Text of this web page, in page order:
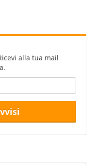
alla tua mail